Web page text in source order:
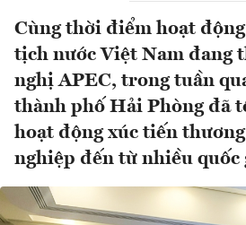
Cùng thời điểm hoạt
tịch nước Việt Nam đang
nghị APEC, trong tuần
thành phố Hải Phòng đã
hoạt động xúc tiến
nghiệp đến từ nhiều quốc